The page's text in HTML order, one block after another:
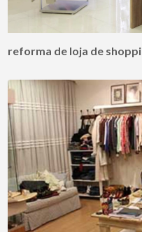
reforma de loja de